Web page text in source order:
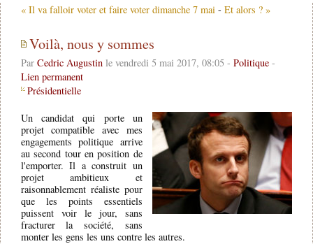
« Il va falloir voter et faire voter dimanche 7 mai - Et alors ? »
Voilà, nous y sommes
Par Cedric Augustinle vendredi 5 mai 2017, 08:05 - Politique-
Lien permanent
Présidentielle
Un candidat qui porte un
projet compatible avec mes
engagements politique arrive
au second tour en position de
l'emporter. Il a construit un
projet ambitieux et
raisonnablement réaliste pour
que les points essentiels
puissent voir le jour, sans
fracturer la société, sans
monter les gens les uns contre les autres.